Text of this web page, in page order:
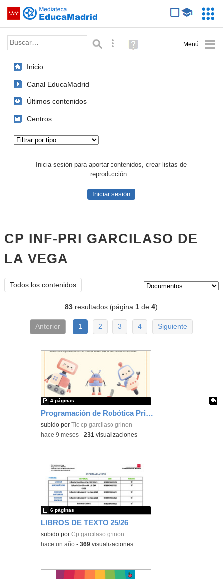
Saltar navegación
Palabra o frase: Búsqueda avanzada
Ayuda
(en
Inicio
Canal EducaMadrid
Últimos contenidos
Centros
Inicia sesión para aportar contenidos, crear listas de
reproducción...
Iniciar sesión
CP INF-PRI GARCILASO DE
LA VEGA
Todos los contenidos
83 resultados (página1 de4)
Anterior 1 2 3 4 Siguiente
Programación de Robótica Primer Ciclo de Primaria
Contenido educativo.
subido por Tic cp garcilaso grinon
4 páginas
-hace 9 meses -231 visualizaciones
LIBROS DE TEXTO 25/26
subido porCp garcilaso grinon
6 páginas
-hace un año -369 visualizaciones